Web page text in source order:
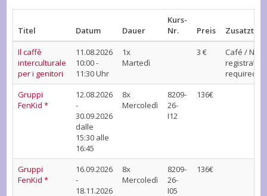
Titel Datum Dauer
Kurs-
Nr.
Preis
Il caffè
interculturale
per i genitori
11.08.2026
10:00 -
11:30 Uhr
1x
Martedì
3 €
Café / No
registration
required
Gruppi
FenKid *
12.08.2026
-
30.09.2026
dalle
15:30 alle
16:45
8x
Mercoledì
8209-
26-
I12
136€
Gruppi
FenKid *
16.09.2026
-
18.11.2026
8x
Mercoledì
8209-
26-
I05
136€